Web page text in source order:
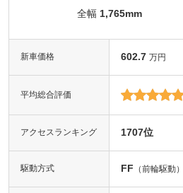
全幅 1,765mm
新車価格 602.7 万円
平均総合評価
アクセスランキング 1707位
駆動方式 FF （前輪駆動）